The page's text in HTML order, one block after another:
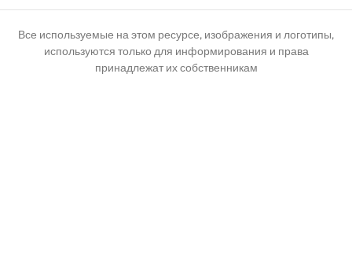
Все используемые на этом ресурсе, изображения и логотипы,
используются только для информирования и права
принадлежат их собственникам